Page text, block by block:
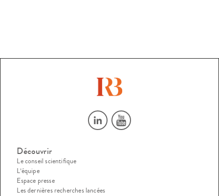
Découvrir
Le conseil scientifique
L’équipe
Espace presse
Les dernières recherches lancées